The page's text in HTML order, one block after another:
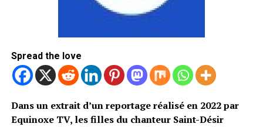
Spread the love
Dans un extrait d’un reportage réalisé en 2022 par
Equinoxe TV, les filles du chanteur Saint-Désir